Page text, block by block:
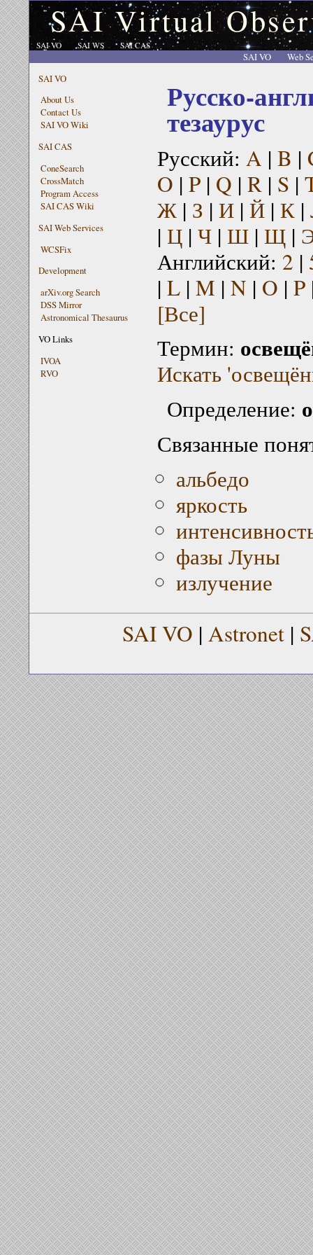
SAI Virtual
SAI VO SAI WS SAI CAS
SAI VO
Web
SAI VO
About Us
Contact Us
SAI VO Wiki
SAI CAS
ConeSearch
CrossMatch
Program Access
SAI CAS Wiki
SAI Web Services
WCSFix
Development
arXiv.org Search
DSS Mirror
Astronomical Thesaurus
VO Links
IVOA
RVO
Русско-
тезаурус
Русский: A | B |
O | P| Q | R| S |
Ж| З | И| Й| К|
| Ц| Ч| Ш| Щ|
Английский: 2 |
| L| M | N | O | P
[Все]
Термин:
Искать
Определение:
Связанные
альбедо
яркость
фазы Луны
излучение
SAI VO | Astronet |